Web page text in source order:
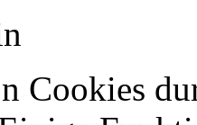
Cookies